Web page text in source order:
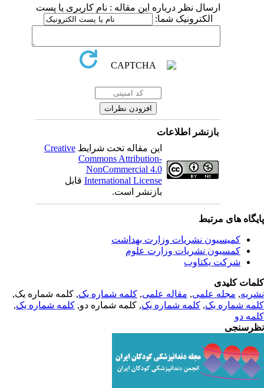
ارسال نظر درباره این مقاله : نام کاربری یا پست
الکترونیک شما:
بازنشر اطلاعات
این مقاله تحت شرایطCreative
Commons Attribution-
NonCommercial 4.0
International Licenseقابل
بازنشر است.
های مرتبط
کمیسیون نشریات وزارت بهداشت
کمسیون نشریات وزارت علوم
شرکت یکتاوب
کلیدی
,مجله علمی, مقاله علمی, کلمه شماره یک, کلمه شماره یک,
شماره یک,کلمه شماره یک, کلمه شماره دو,کلمه شماره یک,
دو